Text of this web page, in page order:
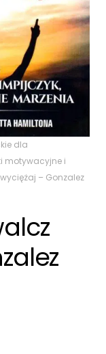
dla
motywacyjne i
– Gonzalez